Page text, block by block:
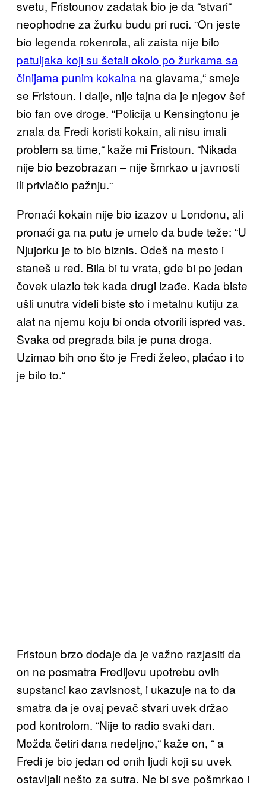
svetu, Fristounov zadatak bio je da “stvari“
neophodne za žurku budu pri ruci. “On jeste
bio legenda rokenrola, ali zaista nije bilo
patuljaka koji su šetali okolo po žurkama sa
činijama punim kokaina na glavama,“ smeje
se Fristoun. I dalje, nije tajna da je njegov šef
bio fan ove droge. “Policija u Kensingtonu je
znala da Fredi koristi kokain, ali nisu imali
problem sa time,“ kaže mi Fristoun. “Nikada
nije bio bezobrazan – nije šmrkao u javnosti
ili privlačio pažnju.“
Pronaći kokain nije bio izazov u Londonu, ali
pronaći ga na putu je umelo da bude teže: “U
Njujorku je to bio biznis. Odeš na mesto i
staneš u red. Bila bi tu vrata, gde bi po jedan
čovek ulazio tek kada drugi izađe. Kada biste
ušli unutra videli biste sto i metalnu kutiju za
alat na njemu koju bi onda otvorili ispred vas.
Svaka od pregrada bila je puna droga.
Uzimao bih ono što je Fredi želeo, plaćao i to
je bilo to.“
Fristoun brzo dodaje da je važno razjasiti da
on ne posmatra Fredijevu upotrebu ovih
supstanci kao zavisnost, i ukazuje na to da
smatra da je ovaj pevač stvari uvek držao
pod kontrolom. “Nije to radio svaki dan.
Možda četiri dana nedeljno,“ kaže on, “ a
Fredi je bio jedan od onih ljudi koji su uvek
ostavljali nešto za sutra. Ne bi sve pošmrkao i